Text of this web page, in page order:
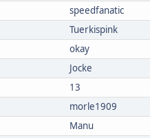
speedfanatic
Tuerkispink
okay
Jocke
13
morle1909
Manu